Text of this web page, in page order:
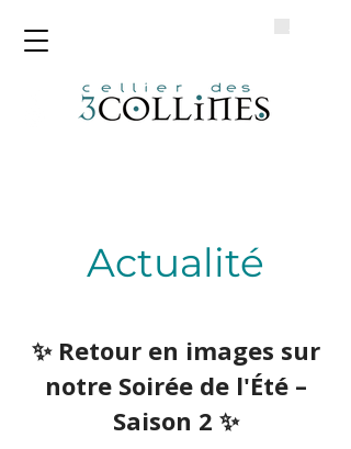
Actualité
✨ Retour en images sur
notre Soirée de l'Été –
Saison 2 ✨